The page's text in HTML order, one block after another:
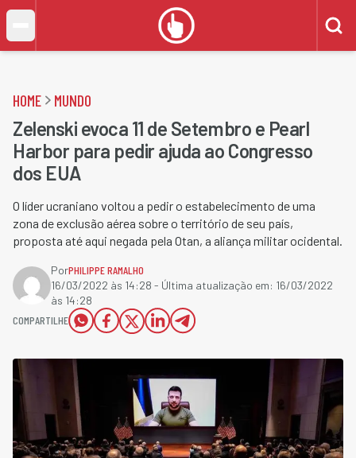
HOME MUNDO
Zelenski evoca 11 de Setembro e Pearl
Harbor para pedir ajuda ao Congresso
dos EUA
O líder ucraniano voltou a pedir o estabelecimento de uma
zona de exclusão aérea sobre o território de seu país,
proposta até aqui negada pela Otan, a aliança militar ocidental.
PorPHILIPPE RAMALHO
16/03/2022 às 14:28 - Última atualização em: 16/03/2022
às 14:28
COMPARTILHE